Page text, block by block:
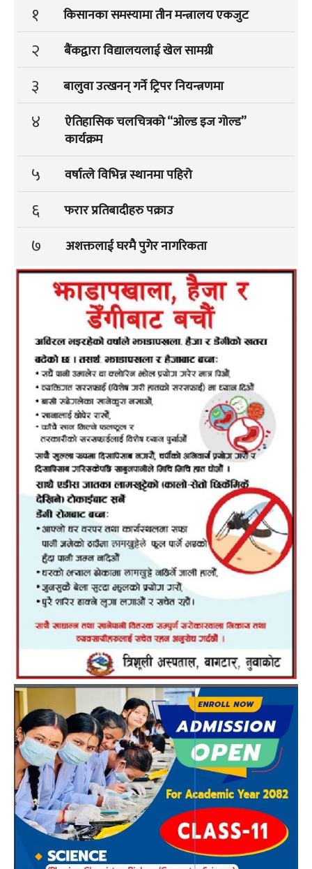
१ किसानका समस्यामा तीन मन्त्रालय एकजुट
२ बैंकद्वारा विद्यालयलाई खेल सामग्री
३ बालुवा उत्खनन् गर्ने ट्रिपर नियन्त्रणमा
४
ऐतिहासिक चलचित्रको “ओल्ड इज गोल्ड”
कार्यक्रम
५ वर्षात्ले विभिन्न स्थानमा पहिरो
६ फरार प्रतिबादीहरु पक्राउ
७ अशक्तलाई घरमै पुगेर नागरिकता